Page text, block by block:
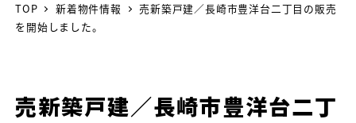
TOP 新着物件情報
売新築戸建／長崎市豊洋台二丁目の販売
を開始しました。
売新築戸建／長崎市豊洋台二丁